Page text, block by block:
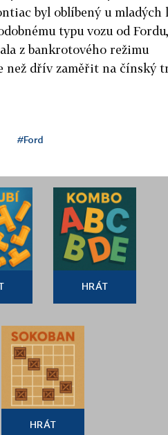
byl oblíbený u mladých
typu vozu od
z bankrotového režimu
než dřív zaměřit na čínský
#Ford
HRÁT
HRÁT